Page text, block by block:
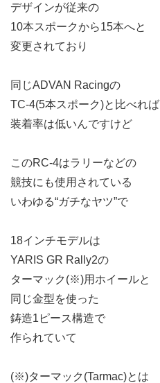
デザインが従来の
10本スポークから15本へと
変更されており
同じADVAN Racingの
TC-4(5本スポーク)と比べれば
装着率は低いんですけど
このRC-4はラリーなどの
競技にも使用されている
いわゆる“ガチなヤツ”で
18インチモデルは
YARIS GR Rally2の
ターマック(※)用ホイールと
同じ金型を使った
鋳造1ピース構造で
作られていて
(※)ターマック(Tarmac)とは